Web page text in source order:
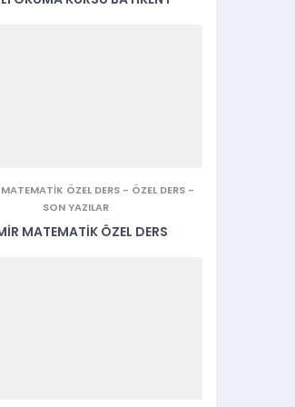
MATEMATIK ÖZEL DERS- ÖZEL DERS-
SON YAZILAR
MATEMATIK ÖZEL DERS